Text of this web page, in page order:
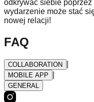
odkrywać siebie
wydarzenie może stać
nowej relacji!
FAQ
COLLABORATION
MOBILE APP
GENERAL